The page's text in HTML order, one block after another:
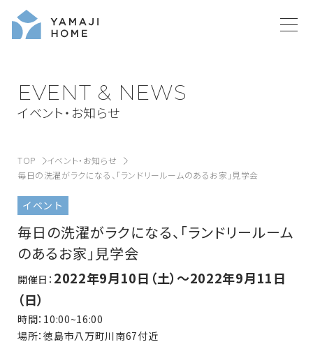
EVENT & NEWS
イベント・お知らせ
TOP
イベント・お知らせ
毎日の洗濯がラクになる、「ランドリールームのあるお家」見学会
イベント
毎日の洗濯がラクになる、「ランドリールーム
のあるお家」見学会
開催日： 2022年9月10日（土）～2022年9月11日
（日）
時間：10:00~16:00
場所：徳島市八万町川南67付近